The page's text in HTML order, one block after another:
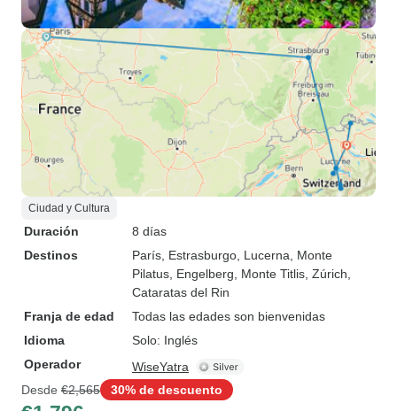
Ciudad y Cultura
Duración
8 días
Destinos
París , Estrasburgo , Lucerna , Monte
Pilatus , Engelberg , Monte Titlis , Zúrich
Cataratas del Rin
Franja de edad
Todas las edades son bienvenidas
Idioma
Solo: Inglés
Operador
WiseYatra
Desde €2,565 30% de descuento